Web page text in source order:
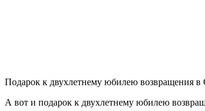
Подарок к двухлетнему юбилею возвращения
А вот и подарок к двухлетнему юбилею